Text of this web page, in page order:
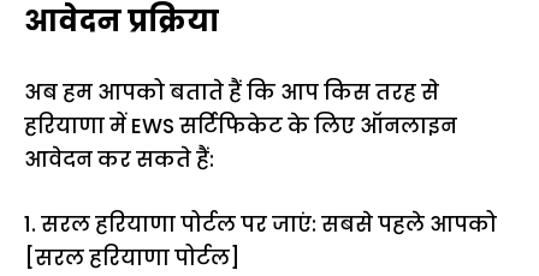
आवेदन प्रक्रिया
अब हम आपको बताते हैं कि आप किस तरह से
हरियाणा में EWS सर्टिफिकेट के लिए ऑनलाइन
आवेदन कर सकते हैं:
1. सरल हरियाणा पोर्टल पर जाएं: सबसे पहले आपको
[सरल हरियाणा पोर्टल]